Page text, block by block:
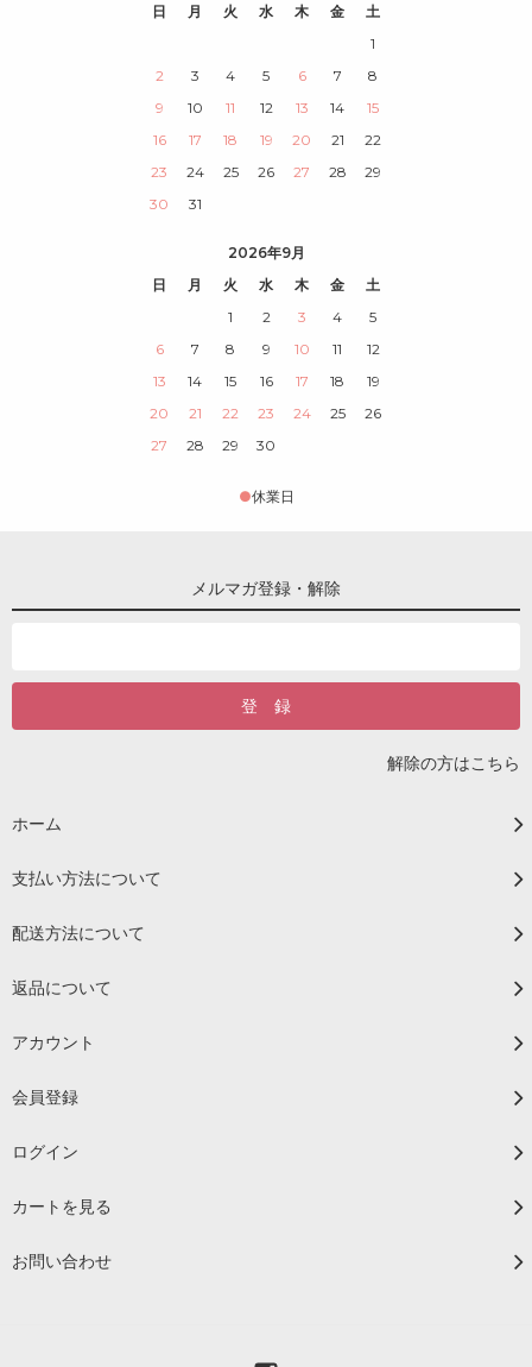
日
月 火 水 木 金
土
1
2
3 4 5 6 7
8
9
10 11 12 13 14
15
16
17 18 19 20 21
22
23
24 25 26 27 28
29
30
31
2026年9月
日
月 火 水 木 金
土
1
2 3 4
5
6
7 8 9 10 11
12
13
14 15 16 17 18
19
20
21 22 23 24 25
26
27
28 29 30
●休業日
メルマガ登録・解除
解除の方はこちら
ホーム
支払い方法について
配送方法について
返品について
アカウント
会員登録
ログイン
カートを見る
お問い合わせ